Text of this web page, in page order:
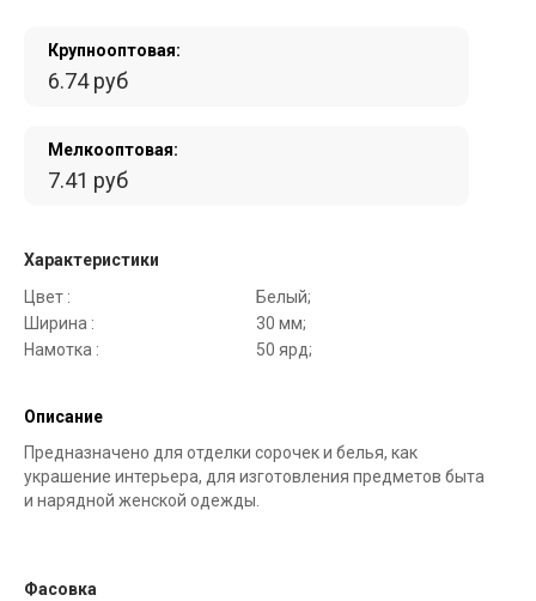
Крупнооптовая:
6.74 руб
Мелкооптовая:
7.41 руб
Характеристики
Цвет :
Белый;
Ширина :
30 мм;
Намотка :
50 ярд;
Описание
Предназначено для отделки сорочек и белья, как
украшение интерьера, для изготовления предметов быта
и нарядной женской одежды.
Фасовка